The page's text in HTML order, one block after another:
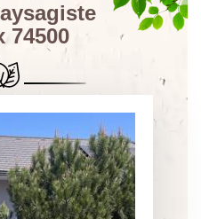
74500